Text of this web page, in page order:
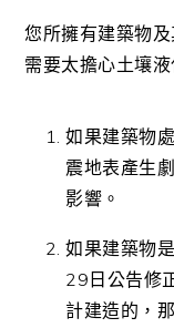
您所擁有建築物
需要太擔心土壤液
如果建築物
震地表產生
影響。
如果建築物
29日公告修
計建造的，